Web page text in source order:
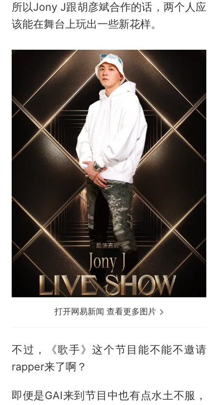
所以Jony J跟胡彦斌合作的话，两个人应
该能在舞台上玩出一些新花样。
打开网易新闻 查看更多图片
不过，《歌手》这个节目能不能不邀请
rapper来了啊？
即便是GAI来到节目中也有点水土不服，